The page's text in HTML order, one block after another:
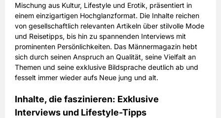
Preis 80,40 EUR
inkl. gesetzl. MwSt. & Versand
Prämie auswählen
Mischung aus Kultur, Lifestyle und Erotik, präsentiert in
einem einzigartigen Hochglanzformat. Die Inhalte reichen
von gesellschaftlich relevanten Artikeln über stilvolle Mode
und Reisetipps, bis hin zu spannenden Interviews mit
prominenten Persönlichkeiten. Das Männermagazin hebt
sich durch seinen Anspruch an Qualität, seine Vielfalt an
Themen und seine exklusive Bildsprache deutlich ab und
fesselt immer wieder aufs Neue jung und alt.
Inhalte, die faszinieren: Exklusive
Interviews und Lifestyle-Tipps